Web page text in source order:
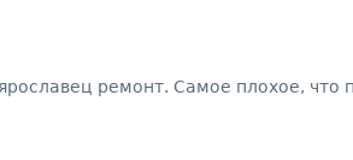
ремонт. Самое плохое, что